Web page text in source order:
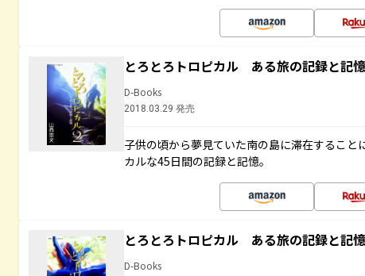
とろとろトロピカル ある旅の記録と記
D-Books
2018.03.29 発売
子供の頃から夢見ていた南の島に滞在するこ
カルな45日間の記録と記憶。
とろとろトロピカル ある旅の記録と記
D-Books